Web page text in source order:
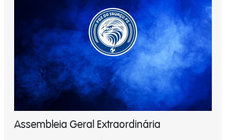
Assembleia Geral Extraordinária